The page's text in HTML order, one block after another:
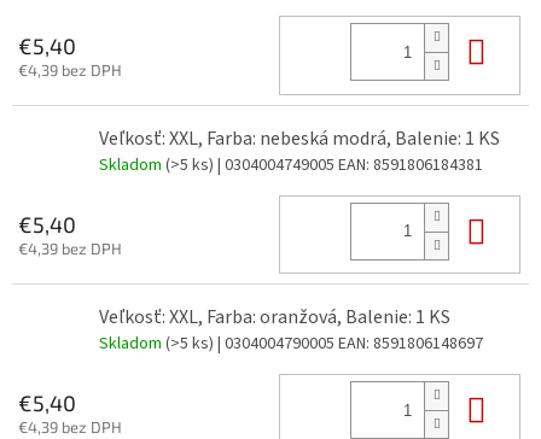
€5,40
€4,39 bez DPH
Veľkosť: XXL, Farba: nebeská modrá, Balenie: 1 KS
Skladom (>5 ks) | 0304004749005 EAN: 8591806184381
€5,40
€4,39 bez DPH
Veľkosť: XXL, Farba: oranžová, Balenie: 1 KS
Skladom (>5 ks) | 0304004790005 EAN: 8591806148697
€5,40
€4,39 bez DPH